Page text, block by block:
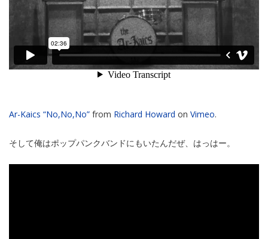
Ar-Kaics “No,No,No” from Richard Howard on Vimeo.
そして俺はポップパンクバンドにもいたんだぜ、はっはー。